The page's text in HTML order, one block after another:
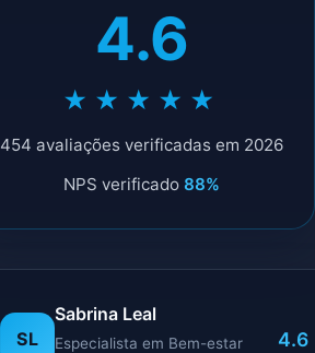
4.6
★★★★★
454 avaliações verificadas em 2026
NPS verificado 88%
SL
Sabrina Leal
Especialista em Bem-estar
4.6